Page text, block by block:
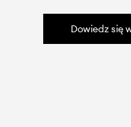
Dowiedz się